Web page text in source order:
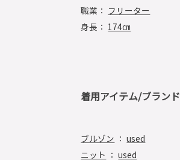
職業： フリーター
身長： 174㎝
着用アイテム/ブランド
ブルゾン ：used
ニット ：used